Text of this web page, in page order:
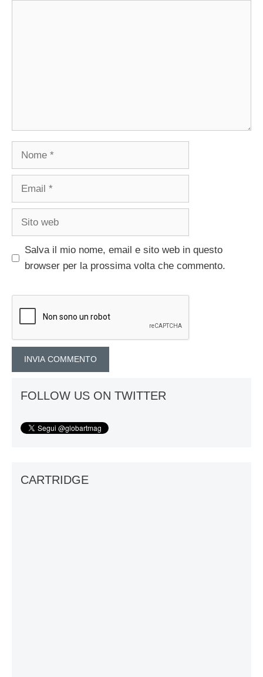
Nome
Email
Sito
Salva il mio nome, email e sito web in questo
browser per la prossima volta che commento.
FOLLOW US ON TWITTER
CARTRIDGE